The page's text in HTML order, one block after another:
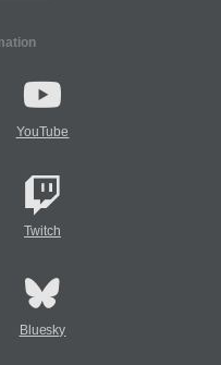
YouTube
Twitch
Bluesky